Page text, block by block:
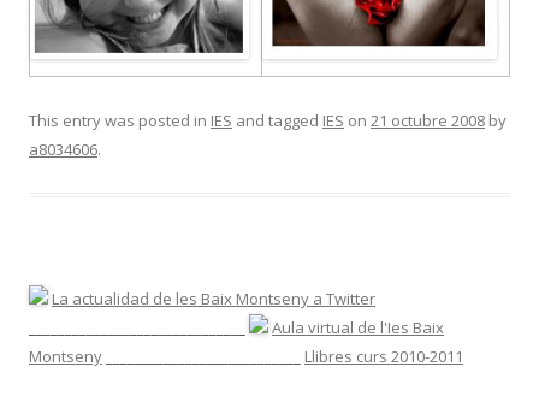
This entry was posted in IES and tagged IES on 21 octubre 2008 by
a8034606.
La actualidad de les Baix Montseny a Twitter
Aula virtual de l'Ies Baix
Montseny
Llibres curs 2010-2011